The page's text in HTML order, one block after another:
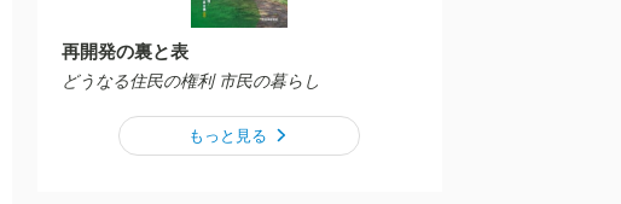
再開発の裏と表
どうなる住民の権利 市民の暮らし
もっと見る